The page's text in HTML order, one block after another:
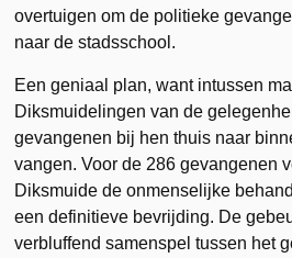
overtuigen om de politieke
naar de stadsschool.
Een geniaal plan, want intussen
Diksmuidelingen van de
gevangenen bij hen thuis naar
vangen. Voor de 286 gevangenen
Diksmuide de onmenselijke
een definitieve bevrijding. De
verbluffend samenspel tussen het